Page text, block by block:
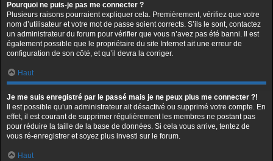
Pourquoi ne puis-je pas me connecter ?
Plusieurs raisons pourraient expliquer cela. Premièrement, vérifiez que votre
nom d’utilisateur et votre mot de passe soient corrects. S’ils le sont, contactez
un administrateur du forum pour vérifier que vous n’avez pas été banni. Il est
également possible que le propriétaire du site Internet ait une erreur de
configuration de son côté, et qu’il devra la corriger.
Haut
Je me suis enregistré par le passé mais je ne peux plus me connecter ?!
Il est possible qu’un administrateur ait désactivé ou supprimé votre compte. En
effet, il est courant de supprimer régulièrement les membres ne postant pas
pour réduire la taille de la base de données. Si cela vous arrive, tentez de
vous ré-enregistrer et soyez plus investi sur le forum.
Haut